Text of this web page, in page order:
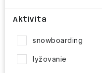
Aktivita
snowboarding
lyžovanie